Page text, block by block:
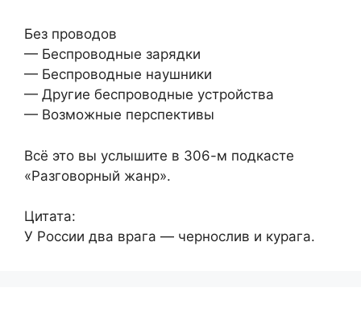
Без проводов
— Беспроводные зарядки
— Беспроводные наушники
— Другие беспроводные устройства
— Возможные перспективы
Всё это вы услышите в 306-м подкасте
«Разговорный жанр».
Цитата:
У России два врага — чернослив и курага.